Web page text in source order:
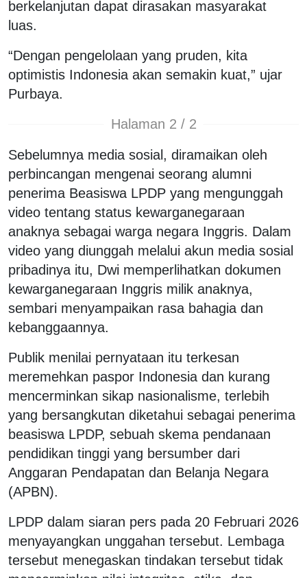
berkelanjutan dapat dirasakan masyarakat
luas.
“Dengan pengelolaan yang pruden, kita
optimistis Indonesia akan semakin kuat,” ujar
Purbaya.
Halaman 2 / 2
Sebelumnya media sosial, diramaikan oleh
perbincangan mengenai seorang alumni
penerima Beasiswa LPDP yang mengunggah
video tentang status kewarganegaraan
anaknya sebagai warga negara Inggris. Dalam
video yang diunggah melalui akun media sosial
pribadinya itu, Dwi memperlihatkan dokumen
kewarganegaraan Inggris milik anaknya,
sembari menyampaikan rasa bahagia dan
kebanggaannya.
Publik menilai pernyataan itu terkesan
meremehkan paspor Indonesia dan kurang
mencerminkan sikap nasionalisme, terlebih
yang bersangkutan diketahui sebagai penerima
beasiswa LPDP, sebuah skema pendanaan
pendidikan tinggi yang bersumber dari
Anggaran Pendapatan dan Belanja Negara
(APBN).
LPDP dalam siaran pers pada 20 Februari 2026
menyayangkan unggahan tersebut. Lembaga
tersebut menegaskan tindakan tersebut tidak